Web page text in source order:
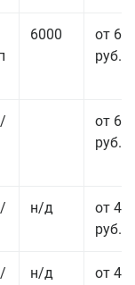
6000
от 68
руб.
от 69
руб.
н/д
от 44
руб.
н/д
от 43